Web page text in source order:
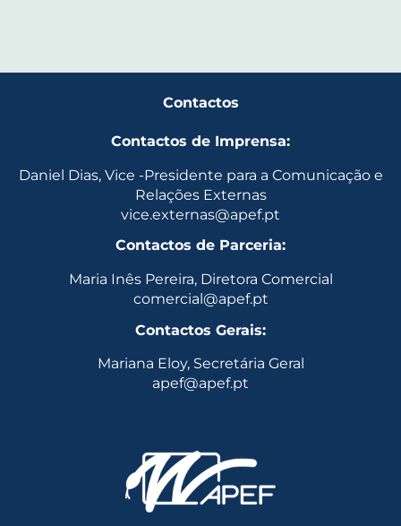
Contactos
Contactos de Imprensa:
Daniel Dias, Vice -Presidente para a Comunicação e
Relações Externas
vice.externas@apef.pt
Contactos de Parceria:
Maria Inês Pereira, Diretora Comercial
comercial@apef.pt
Contactos Gerais:
Mariana Eloy, Secretária Geral
apef@apef.pt